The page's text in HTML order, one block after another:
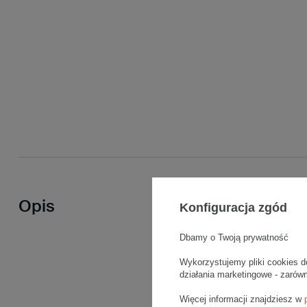
Opis Konfiguracja zgód
Dbamy o Twoją prywatność
Wykorzystujemy pliki cookies
działania marketingowe -
Więcej informacji znajdziesz w